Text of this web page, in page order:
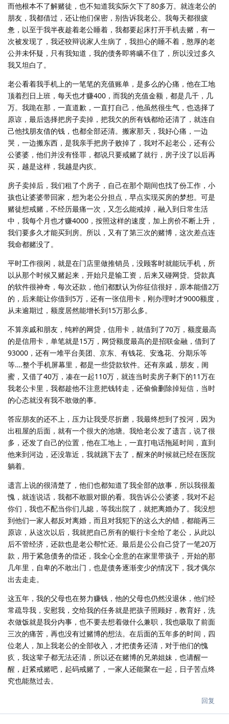
而他根本不了解赌徒，也不知道我实际欠下了80多万。就连老公的
朋友，我都借过，还让他们保密，别告诉我老公。我每天都很疲
惫，以至于我半夜趁着老公睡着，我都要起床打开手机去赌，有一
次被发现了，我还狡辩说家人生病了，我担心的睡不着，憨厚的老
公并未怀疑，只有我知道，我的债务即将瞒不住了，所以没过多久
我又坦白了。
老公看着我手机上的一笔笔的充值账单，是多么的心痛，他在工地
顶着烈日上班，每天也才赚400，而我的充值金额，都是几千，几
万。我跪在那，一直道歉，一直打自己，他虽然很生气，也选择了
原谅，最后选择把房子卖掉，把我欠的所有钱都给还清了，就连自
己他找朋友借的钱，也都全部还清。搬家那天，我好心痛，一边
哭，一边搬东西，是我亲手把房子败掉了，我对不起老公，还有公
公婆婆，他们并没有怪罪，都说只要戒赌了就行，房子没了以后再
买，越是这样，我越是内疚。
房子卖掉后，我们租了个房子，自己在那个期间也找了份工作，小
孩也让婆婆带回家，想为老公分担点，早点实现买房的梦想。可是
赌徒想戒赌，不经历最痛一次，又怎么能戒掉，融入到日常生活
中，我每个月也才赚4000，按照这样的速度，加上房价不断上升，
我们要多久才能买到房。所以，又有了第三次的赌博，这次差点连
我命都赌没了。
平时工作很闲，就是在门店里做推销员，没顾客时就能玩手机，所
以从那个时候又赌起来，开始只是输工资，后来又碰网贷。贷款真
的软件很神奇，每次还款，他们都默认为你征信很好，原本能借2万
的，后来能让你借到5万，还有一张信用卡，刚办理时才9000额度，
从未逾期过，额度居然能增长到15万那么多。
不算亲戚和朋友，纯粹的网贷，信用卡，就借到了70万，额度最高
的是信用卡，单笔就是15万，网贷额度最高的是招联金融，借到了
93000，还有一堆平台美团、京东、有钱花、安逸花、分期乐等
等….整个手机屏幕里，都是一些贷款软件。还有亲戚，朋友，闺
蜜，又借了40万，凑在一起110万，就连当时卖房子剩下的11万在
我老公卡里，我都趁他不注意把钱转走，还偷偷删除掉短信，当时
的心态就没有我不敢做的事。
答应朋友的还不上，压力让我受尽折磨，我最终想到了投河，因为
出租屋的后面，就有一个很大的池塘。我给老公发了遗言，说了很
多，还发了自己的位置，他在工地上，一直打电话拖延时间，直到
他来到河边，还没靠近，我就跳下去了，醒来的时候就已经在医院
躺着。
遗言上说的很清楚了，他们也都知道了我全部的故事，所以我很羞
愧，就连说话，我都不敢眼对眼的看。我告诉公公婆婆，我对不起
你们，我也不配当你们儿媳，等我出院了，就把离婚办了。我没想
到他们一家人都反对离婚，而且对我犯下的这么大的错，都能再三
原谅，从这次以后，我就把自己所有的银行卡全给了老公，从此以
后不管经济，还款也是老公帮忙还。最后是公公自己贷了一笔20万
款，用于紧急债务的偿还，我全心全意的在家里带孩子，开始的那
几年里，自卑的不敢出门，也是债务逐渐变少的情况下，我才偶尔
出去走走。
这五年，我的父母也在努力赚钱，他的父母也仍然没退休，他们经
常疏导我，安慰我，交给我的任务就是把孩子照顾好，教育好，洗
衣做饭就是我分内事，也不要去想着做什么兼职，我也吸取了前面
三次的痛苦，再也没有过赌博的想法。在后面的五年多的时间，四
位老人，加上我老公的全部收入，才把债务还清，对于他们的愧
疚，我这辈子都无法还清，所以还在赌博的兄弟姐妹，也请醒一
醒，赶紧戒赌吧，起码戒赌了，一家人还能聚在一起，日子苦点终
究也能熬过去。
回复